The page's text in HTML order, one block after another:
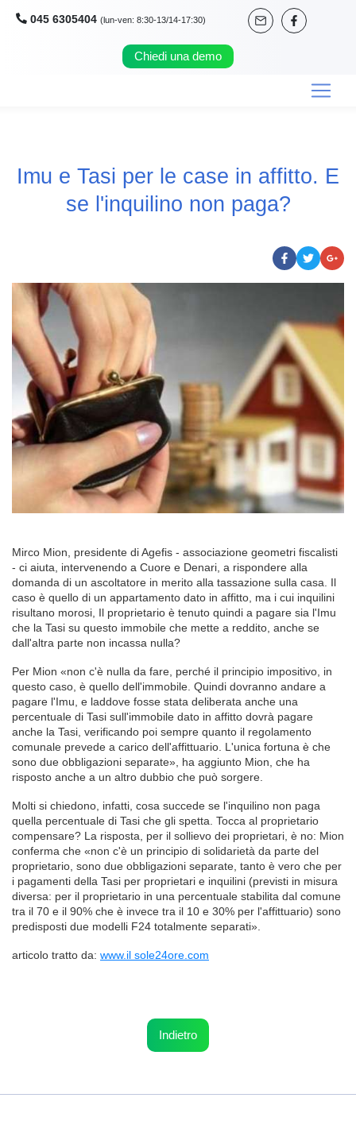
Chiedi una demo
045 6305404 (lun-ven: 8:30-13/14-17:30)
Imu e Tasi per le case in affitto. E
se l'inquilino non paga?
Mirco Mion, presidente di Agefis - associazione geometri fiscalisti
- ci aiuta, intervenendo a Cuore e Denari, a rispondere alla
domanda di un ascoltatore in merito alla tassazione sulla casa. Il
caso è quello di un appartamento dato in affitto, ma i cui inquilini
risultano morosi, Il proprietario è tenuto quindi a pagare sia l'Imu
che la Tasi su questo immobile che mette a reddito, anche se
dall'altra parte non incassa nulla?
Per Mion «non c'è nulla da fare, perché il principio impositivo, in
questo caso, è quello dell'immobile. Quindi dovranno andare a
pagare l'Imu, e laddove fosse stata deliberata anche una
percentuale di Tasi sull'immobile dato in affitto dovrà pagare
anche la Tasi, verificando poi sempre quanto il regolamento
comunale prevede a carico dell'affittuario. L'unica fortuna è che
sono due obbligazioni separate», ha aggiunto Mion, che ha
risposto anche a un altro dubbio che può sorgere.
Molti si chiedono, infatti, cosa succede se l'inquilino non paga
quella percentuale di Tasi che gli spetta. Tocca al proprietario
compensare? La risposta, per il sollievo dei proprietari, è no: Mion
conferma che «non c'è un principio di solidarietà da parte del
proprietario, sono due obbligazioni separate, tanto è vero che per
i pagamenti della Tasi per proprietari e inquilini (previsti in misura
diversa: per il proprietario in una percentuale stabilita dal comune
tra il 70 e il 90% che è invece tra il 10 e 30% per l'affittuario) sono
predisposti due modelli F24 totalmente separati».
articolo tratto da: www.il sole24ore.com
Indietro